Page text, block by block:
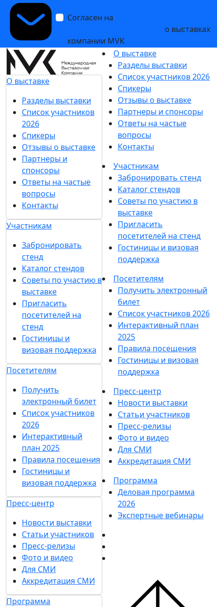
Согласен на
о выставках
компании MVK
О выставке
Разделы выставки
Список участников
2026
Спикеры
Отзывы о выставке
Партнеры и
спонсоры
Ответы на частые
вопросы
Контакты
Участникам
Забронировать
стенд
Каталог стендов
Советы по участию в
выставке
Пригласить
посетителей на
стенд
Гостиницы и
визовая поддержка
Посетителям
Получить
электронный билет
Список участников
2026
Интерактивный
план 2025
Правила посещения
Гостиницы и
визовая поддержка
Пресс-центр
Новости выставки
Статьи участников
Пресс-релизы
Фото и видео
Для СМИ
Аккредитация СМИ
Программа
О выставке
Разделы выставки
Список участников 2026
Спикеры
Отзывы о выставке
Партнеры и спонсоры
Ответы на частые
вопросы
Контакты
Участникам
Забронировать стенд
Каталог стендов
Советы по участию в
выставке
Пригласить
посетителей на стенд
Гостиницы и визовая
поддержка
Посетителям
Получить электронный
билет
Список участников 2026
Интерактивный план
2025
Правила посещения
Гостиницы и визовая
поддержка
Пресс-центр
Новости выставки
Статьи участников
Пресс-релизы
Фото и видео
Для СМИ
Аккредитация СМИ
Программа
Деловая программа
2026
Экспертные вебинары